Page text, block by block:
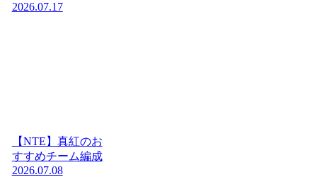
2026.07.17
【NTE】真紅のお
すすめチーム編成
2026.07.08